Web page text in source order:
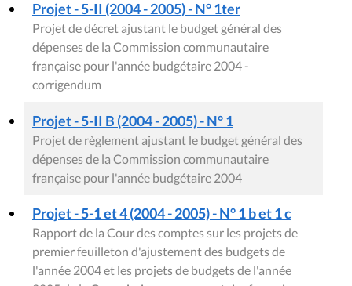
Projet - 5-II (2004 - 2005) - N° 1ter
Projet de décret ajustant le budget général des
dépenses de la Commission communautaire
française pour l'année budgétaire 2004 -
corrigendum
Projet - 5-II B (2004 - 2005) - N° 1
Projet de règlement ajustant le budget général des
dépenses de la Commission communautaire
française pour l'année budgétaire 2004
Projet - 5-1 et 4 (2004 - 2005) - N° 1 b et 1 c
Rapport de la Cour des comptes sur les projets de
premier feuilleton d'ajustement des budgets de
l'année 2004 et les projets de budgets de l'année